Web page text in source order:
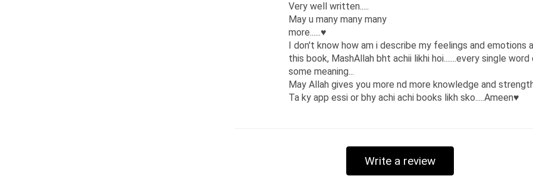
دیکھنا چاہتا ہے۔۔ میٹھی ہو جاؤں
تحریروں میں خلوص، پاکیزگی اور
گھول کر۔۔ وہ سب گھول کر جو میں نے
ہے اور چاہتی ہوں کہ سب چکھیں اور
کہ یہاں اس دنیا میں ان کہی
جذبے، احساس، رشتے، تعلق اور
اور اگر اتنا میٹھا میں کسی کو
نہ پاؤں تو کسی کی تلاش مجھ پہ ختم
Very well written.....
May u many many many
more......♥
I don't know how am i describe my feelings and emotions
this book, MashAllah bht achii likhi hoi.......every single word
some meaning...
May Allah gives you more nd more knowledge and
Ta ky app essi or bhy achi achi books likh sko.....Ameen♥
Write a review